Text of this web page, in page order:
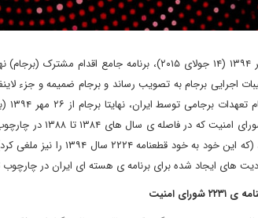
خصوص ترتیبات اجرایی برجام به تصویب رساند و برجام ضمیمه
برجام، شش قطعنامه
تصویب رسیده بود، ملغی
امنیت